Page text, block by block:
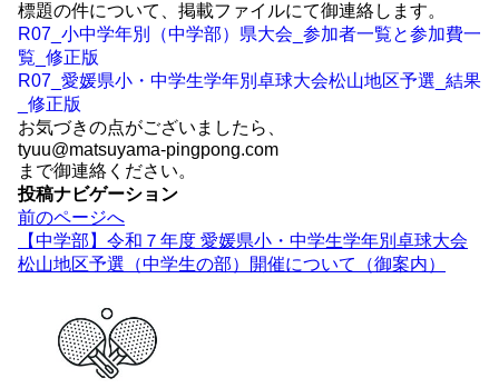
標題の件について、掲載ファイルにて御連絡します。
R07_小中学年別（中学部）県大会_参加者一覧と参加費一
覧_修正版
R07_愛媛県小・中学生学年別卓球大会松山地区予選_結果
_修正版
お気づきの点がございましたら、
tyuu@matsuyama-pingpong.com
まで御連絡ください。
投稿ナビゲーション
前のページへ
【中学部】令和７年度 愛媛県小・中学生学年別卓球大会
松山地区予選（中学生の部）開催について（御案内）